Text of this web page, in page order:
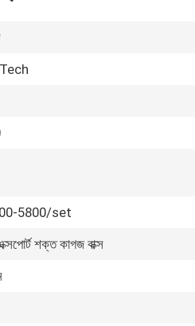
5800/set
এক্সপোর্ট শক্ত কাগজ বাক্স